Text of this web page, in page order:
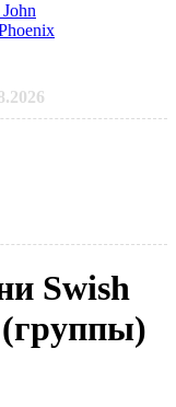
Swish
(группы)